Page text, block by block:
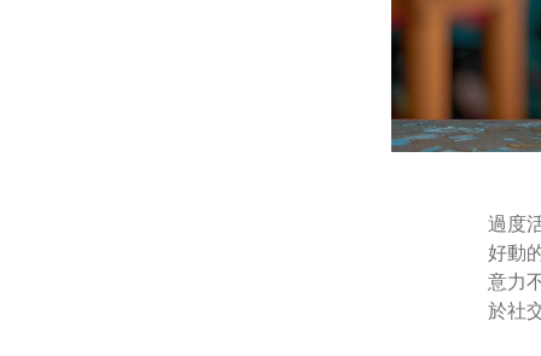
過度
好動
意力
於社